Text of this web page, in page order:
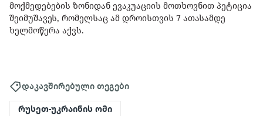
მოქმედებების ზონიდან ევაკუაციის მოთხოვნით პეტიცია
შეიმუშავეს, რომელსაც ამ დროისთვის 7 ათასამდე
ხელმოწერა აქვს.
დაკავშირებული თეგები
რუსეთ-უკრაინის ომი